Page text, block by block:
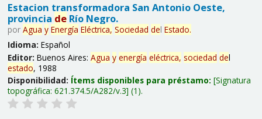
Estacion transformadora San Antonio Oeste,
provincia deRío Negro.
por Agua y Energía Eléctrica, Sociedad del Estado.
Idioma: Español
Editor: Buenos Aires: Agua y energía eléctrica, sociedad del
estado, 1988
Disponibilidad: Ítems disponibles para préstamo: Signatura
topográfica: 621.374.5/A282/v.3 (1).